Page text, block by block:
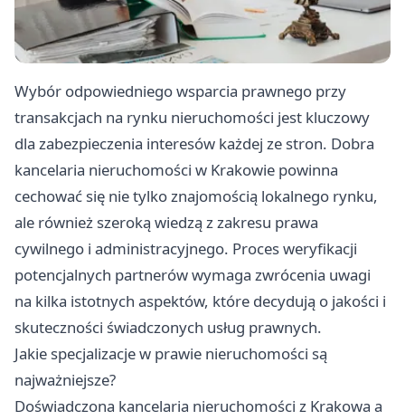
Wybór odpowiedniego wsparcia prawnego przy
transakcjach na rynku nieruchomości jest kluczowy
dla zabezpieczenia interesów każdej ze stron. Dobra
kancelaria nieruchomości w Krakowie powinna
cechować się nie tylko znajomością lokalnego rynku,
ale również szeroką wiedzą z zakresu prawa
cywilnego i administracyjnego. Proces weryfikacji
potencjalnych partnerów wymaga zwrócenia uwagi
na kilka istotnych aspektów, które decydują o jakości i
skuteczności świadczonych usług prawnych.
Jakie specjalizacje w prawie nieruchomości są
najważniejsze?
Doświadczona kancelaria nieruchomości z Krakowa a